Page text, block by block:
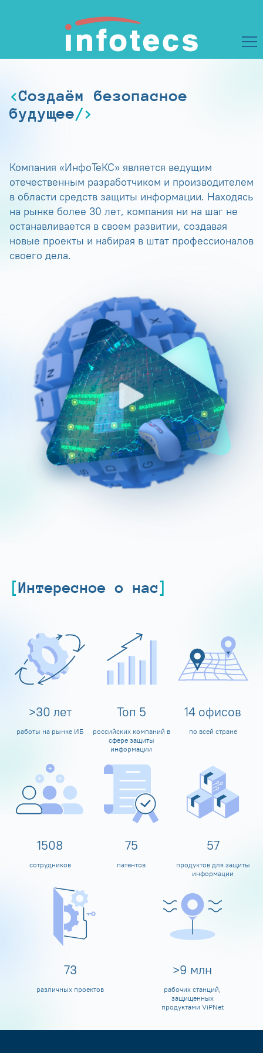
Создаём безопасное
будущее
Компания «ИнфоТеКС» является ведущим
отечественным разработчиком и производителем
в области средств защиты информации. Находясь
на рынке более 30 лет, компания ни на шаг не
останавливается в своем развитии, создавая
новые проекты и набирая в штат профессионалов
своего дела.
Интересное о нас
>30 лет
работы на рынке ИБ
Топ 5
российских компаний в
сфере защиты
информации
14 офисов
по всей стране
1600
сотрудников
80
патентов
60
продуктов для защиты
информации
80
различных проектов
>10 млн
рабочих станций,
защищенных
продуктами ViPNet